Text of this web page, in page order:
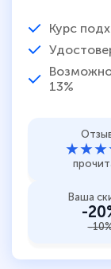
Курс
13%
Ваша
-
-